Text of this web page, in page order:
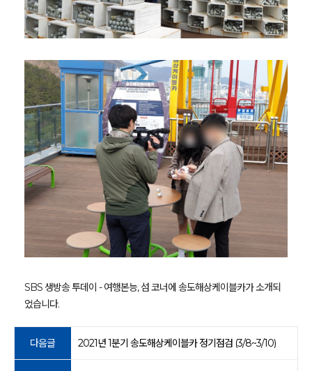
SBS 생방송 투데이 - 여행본능, 섬 코너에 송도해상케이블카가 소개되
었습니다.
다음글 2021년 1분기 송도해상케이블카 정기점검 (3/8~3/10)